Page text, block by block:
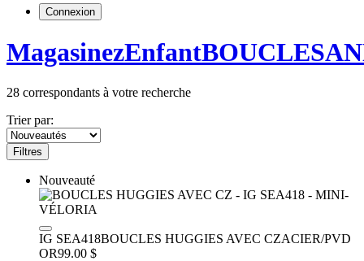
Connexion
MagasinezEnfantBOUCLES
28 correspondants à votre recherche
Trier par:
Filtres
Nouveauté
IG SEA418BOUCLES HUGGIES AVEC CZACIER/PVD
OR99.00 $